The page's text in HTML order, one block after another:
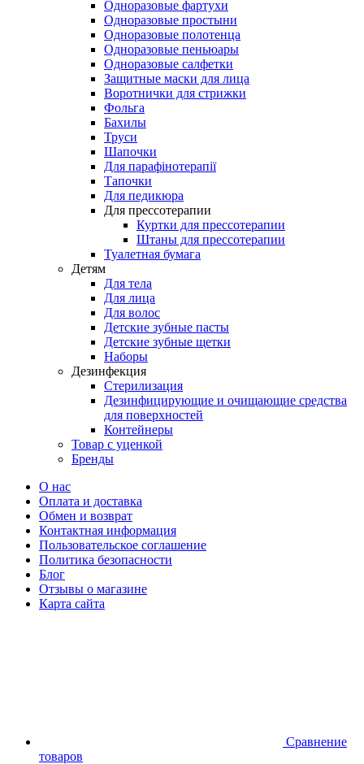
Одноразовые фартухи
Одноразовые простыни
Одноразовые полотенца
Одноразовые пеньюары
Одноразовые салфетки
Защитные маски для лица
Воротнички для стрижки
Фольга
Бахилы
Труси
Шапочки
Для парафінотерапії
Тапочки
Для педикюра
Для прессотерапии
Куртки для прессотерапии
Штаны для прессотерапии
Туалетная бумага
Детям
Для тела
Для лица
Для волос
Детские зубные пасты
Детские зубные щетки
Наборы
Дезинфекция
Стерилизация
Дезинфицирующие и очищающие средства
для поверхностей
Контейнеры
Товар с уценкой
Бренды
О нас
Оплата и доставка
Обмен и возврат
Контактная информация
Пользовательское соглашение
Политика безопасности
Блог
Отзывы о магазине
Карта сайта
Сравнение
товаров